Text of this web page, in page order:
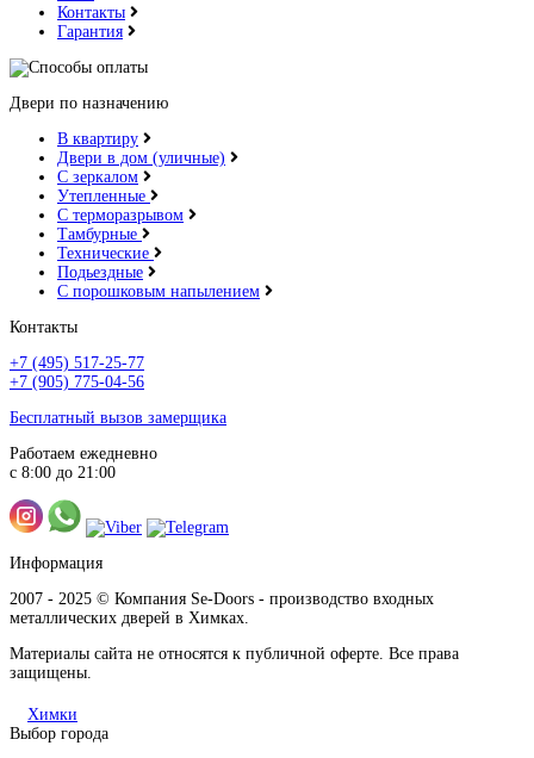
Контакты
Гарантия
Двери по назначению
В квартиру
Двери в дом (уличные)
С зеркалом
Утепленные
С терморазрывом
Тамбурные
Технические
Подьездные
С порошковым напылением
Контакты
+7 (495) 517-25-77
+7 (905) 775-04-56
Бесплатный вызов замерщика
Работаем ежедневно
с 8:00 до 21:00
Информация
2007 - 2025 © Компания Se-Doors - производство входных
металлических дверей в Химках.
Материалы сайта не относятся к публичной оферте. Все права
защищены.
Химки
Выбор города